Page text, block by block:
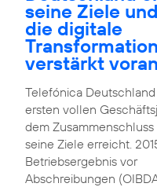
seine Ziele
die digitale
Transformation
verstärkt voran
Telefónica
ersten vollen
dem
seine Ziele erreicht.
Betriebsergebnis vor
Abschreibungen